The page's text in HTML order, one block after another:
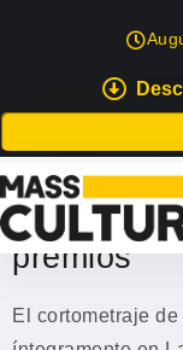
EVENTOS
“Kraken
Lanzarote
premios”
El cortometraje